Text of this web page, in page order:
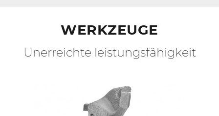
WERKZEUGE
Unerreichte leistungsfähigkeit